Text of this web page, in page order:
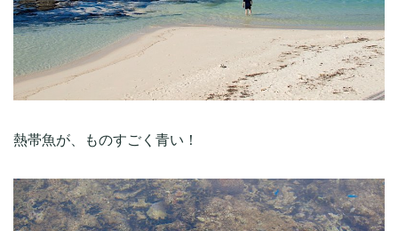
熱帯魚が、ものすごく青い！